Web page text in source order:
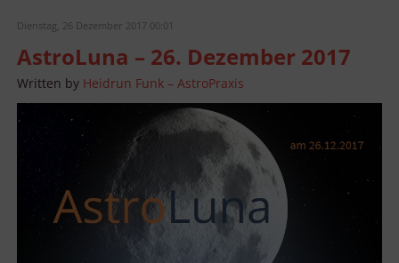
Dienstag, 26 Dezember 2017 00:01
AstroLuna – 26. Dezember 2017
Written by Heidrun Funk – AstroPraxis